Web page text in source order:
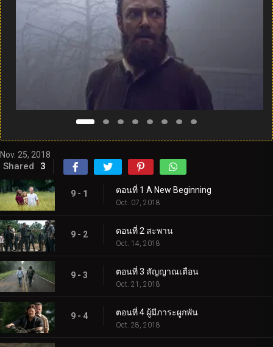
Nov. 25, 2018
Shared 3
9 - 1 ตอนที่ 1 A New Beginning
Oct. 07, 2018
9 - 2 ตอนที่ 2 สะพาน
Oct. 14, 2018
9 - 3 ตอนที่ 3 สัญญาณเตือน
Oct. 21, 2018
9 - 4 ตอนที่ 4 ผู้มีภาระผูกพัน
Oct. 28, 2018